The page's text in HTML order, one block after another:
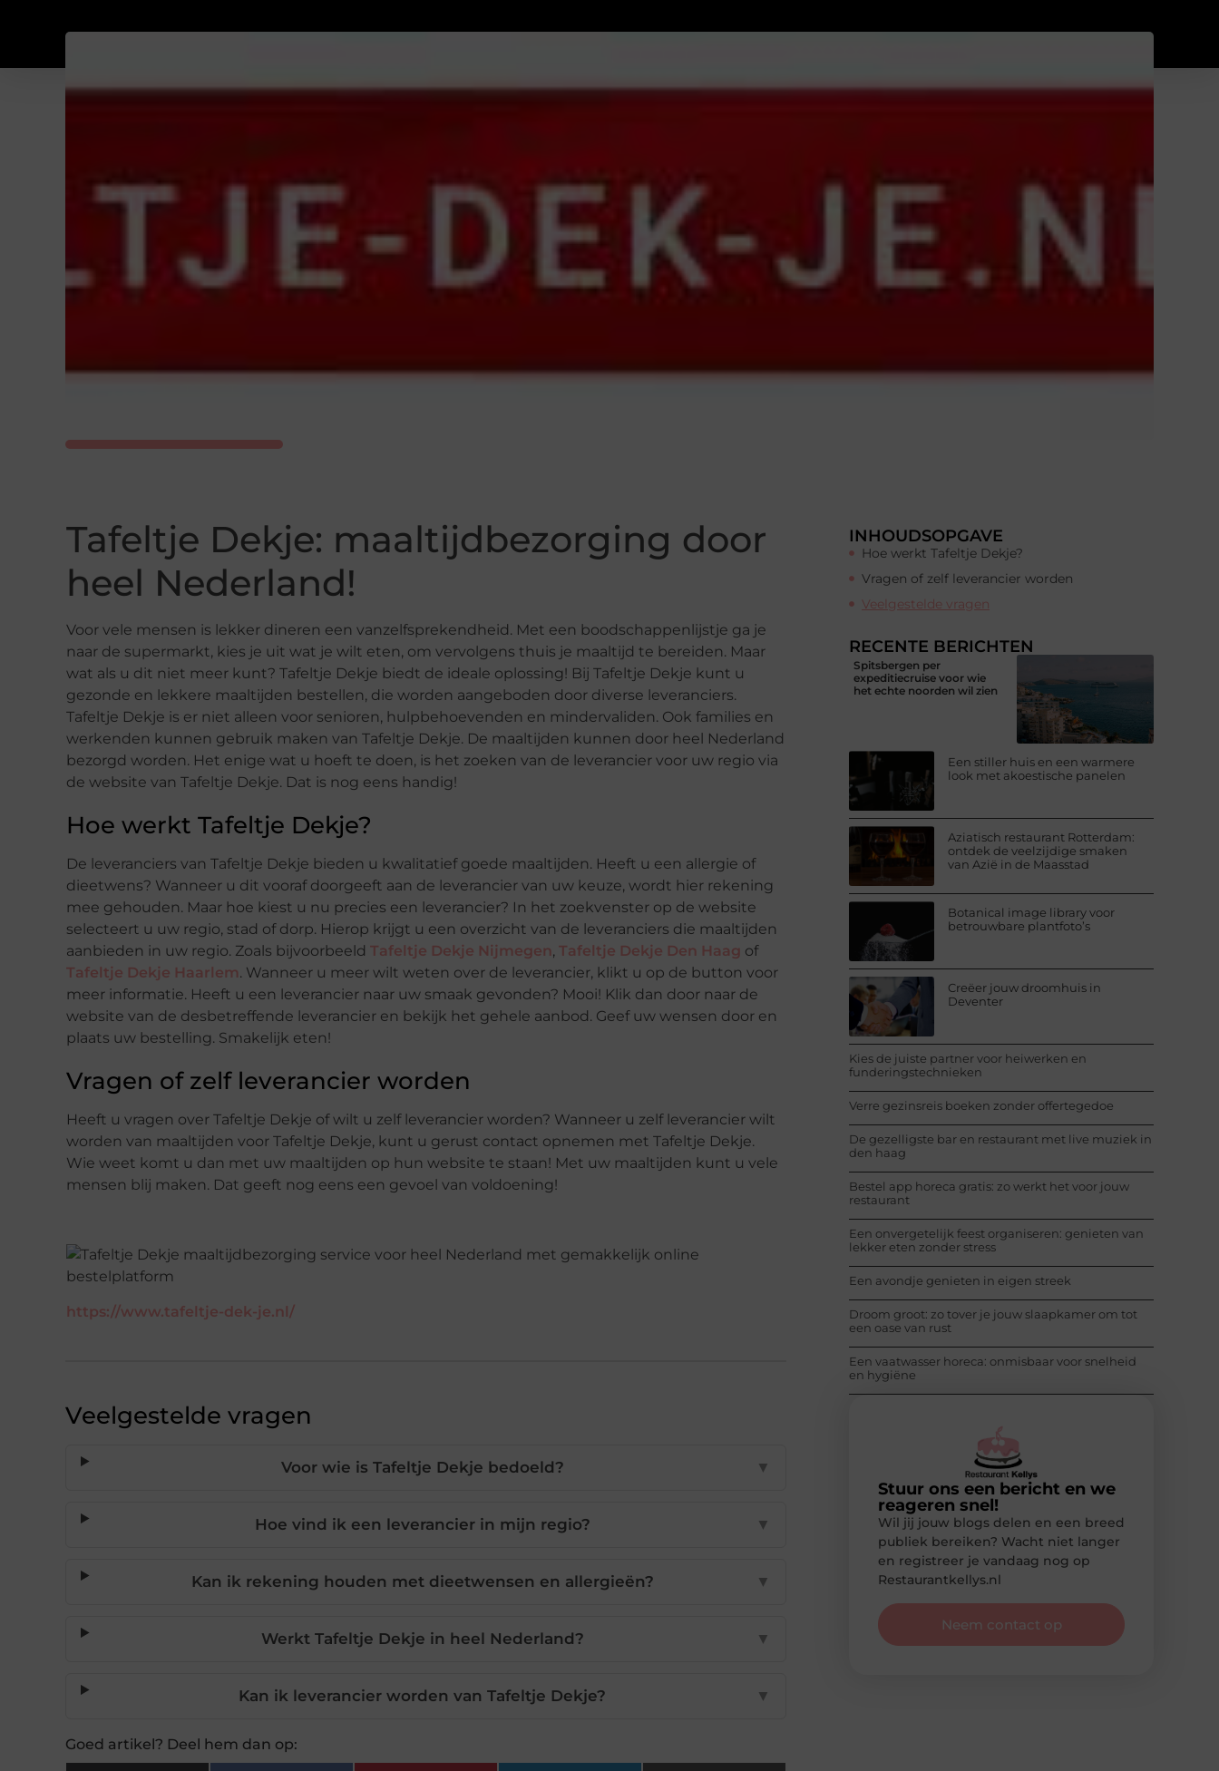
Tafeltje Dekje: maaltijdbezorging door
heel Nederland!
Voor vele mensen is lekker dineren een vanzelfsprekendheid. Met een boodschappenlijstje ga je
naar de supermarkt, kies je uit wat je wilt eten, om vervolgens thuis je maaltijd te bereiden. Maar
wat als u dit niet meer kunt? Tafeltje Dekje biedt de ideale oplossing! Bij Tafeltje Dekje kunt u
gezonde en lekkere maaltijden bestellen, die worden aangeboden door diverse leveranciers.
Tafeltje Dekje is er niet alleen voor senioren, hulpbehoevenden en mindervaliden. Ook families en
werkenden kunnen gebruik maken van Tafeltje Dekje. De maaltijden kunnen door heel Nederland
bezorgd worden. Het enige wat u hoeft te doen, is het zoeken van de leverancier voor uw regio via
de website van Tafeltje Dekje. Dat is nog eens handig!
Hoe werkt Tafeltje Dekje?
De leveranciers van Tafeltje Dekje bieden u kwalitatief goede maaltijden. Heeft u een allergie of
dieetwens? Wanneer u dit vooraf doorgeeft aan de leverancier van uw keuze, wordt hier rekening
mee gehouden. Maar hoe kiest u nu precies een leverancier? In het zoekvenster op de website
selecteert u uw regio, stad of dorp. Hierop krijgt u een overzicht van de leveranciers die maaltijden
aanbieden in uw regio. Zoals bijvoorbeeld Tafeltje Dekje Nijmegen, Tafeltje Dekje Den Haag of
Tafeltje Dekje Haarlem. Wanneer u meer wilt weten over de leverancier, klikt u op de button voor
meer informatie. Heeft u een leverancier naar uw smaak gevonden? Mooi! Klik dan door naar de
website van de desbetreffende leverancier en bekijk het gehele aanbod. Geef uw wensen door en
plaats uw bestelling. Smakelijk eten!
Vragen of zelf leverancier worden
Heeft u vragen over Tafeltje Dekje of wilt u zelf leverancier worden? Wanneer u zelf leverancier wilt
worden van maaltijden voor Tafeltje Dekje, kunt u gerust contact opnemen met Tafeltje Dekje.
Wie weet komt u dan met uw maaltijden op hun website te staan! Met uw maaltijden kunt u vele
mensen blij maken. Dat geeft nog eens een gevoel van voldoening!
https://www.tafeltje-dek-je.nl/
Veelgestelde vragen
Voor wie is Tafeltje Dekje bedoeld? ▼
Hoe vind ik een leverancier in mijn regio? ▼
Kan ik rekening houden met dieetwensen en allergieën? ▼
Werkt Tafeltje Dekje in heel Nederland? ▼
Kan ik leverancier worden van Tafeltje Dekje? ▼
Goed artikel? Deel hem dan op:
INHOUDSOPGAVE
Hoe werkt Tafeltje Dekje?
Vragen of zelf leverancier worden
Veelgestelde vragen
RECENTE BERICHTEN
Spitsbergen per
expeditiecruise voor wie
het echte noorden wil zien
Een stiller huis en een warmere
look met akoestische panelen
Aziatisch restaurant Rotterdam:
ontdek de veelzijdige smaken
van Azië in de Maasstad
Botanical image library voor
betrouwbare plantfoto’s
Creëer jouw droomhuis in
Deventer
Kies de juiste partner voor heiwerken en
funderingstechnieken
Verre gezinsreis boeken zonder offertegedoe
De gezelligste bar en restaurant met live muziek in
den haag
Bestel app horeca gratis: zo werkt het voor jouw
restaurant
Een onvergetelijk feest organiseren: genieten van
lekker eten zonder stress
Een avondje genieten in eigen streek
Droom groot: zo tover je jouw slaapkamer om tot
een oase van rust
Een vaatwasser horeca: onmisbaar voor snelheid
en hygiëne
Stuur ons een bericht en we
reageren snel!
Wil jij jouw blogs delen en een breed
publiek bereiken? Wacht niet langer
en registreer je vandaag nog op
Restaurantkellys.nl
Neem contact op